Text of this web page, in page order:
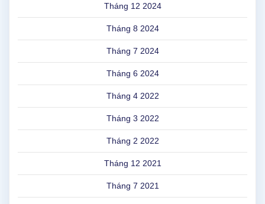
Tháng 12 2024
Tháng 8 2024
Tháng 7 2024
Tháng 6 2024
Tháng 4 2022
Tháng 3 2022
Tháng 2 2022
Tháng 12 2021
Tháng 7 2021